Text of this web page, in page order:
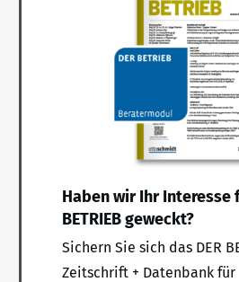
Haben wir Ihr Interesse
BETRIEB geweckt?
Sichern Sie sich das DER
Zeitschrift + Datenbank für